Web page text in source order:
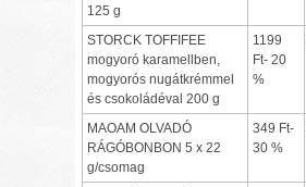
125 g
STORCK TOFFIFEE
mogyoró karamellben,
mogyorós nugátkrémmel
és csokoládéval 200 g
1199
Ft- 20
%
MAOAM OLVADÓ
RÁGÓBONBON 5 x 22
g/csomag
349 Ft-
30 %